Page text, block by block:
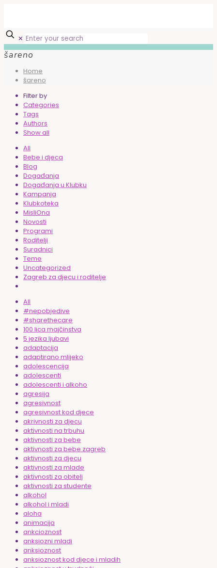
✕
šareno
Home
šareno
Filter by
Categories
Tags
Authors
Show all
All
Bebe i djeca
Blog
Događanja
Događanja u Klubku
Kampanja
Klubkoteka
MisliOna
Novosti
Programi
Roditelji
Suradnici
Teme
Uncategorized
Zagreb za djecu i roditelje
All
#nepobjedive
#sharethecare
100 lica majčinstva
5 jezika ljubavi
adaptacija
adaptirano mlijeko
adolescencija
adolescenti
adolescenti i alkoho
agresija
agresivnost
agresivnost kod djece
akrivnosti za djecu
aktivnosti na trbuhu
aktivnosti za bebe
aktivnosti za bebe zagreb
aktivnosti za djecu
aktivnosti za mlade
aktivnosti za obitelj
aktivnosti za studente
alkohol
alkohol i mladi
aloha
animacija
ankcioznost
anksiozni mladi
anksioznost
anksioznost kod djece i mladih